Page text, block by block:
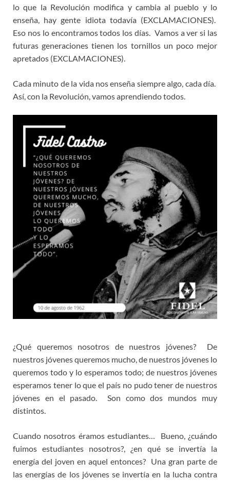
lo que la Revolución modifica y cambia al pueblo y lo
enseña, hay gente idiota todavía (EXCLAMACIONES).
Eso nos lo encontramos todos los días. Vamos a ver si las
futuras generaciones tienen los tornillos un poco mejor
apretados (EXCLAMACIONES).
Cada minuto de la vida nos enseña siempre algo, cada día.
Así, con la Revolución, vamos aprendiendo todos.
¿Qué queremos nosotros de nuestros jóvenes? De
nuestros jóvenes queremos mucho, de nuestros jóvenes lo
queremos todo y lo esperamos todo; de nuestros jóvenes
esperamos tener lo que el país no pudo tener de nuestros
jóvenes en el pasado. Son como dos mundos muy
distintos.
Cuando nosotros éramos estudiantes… Bueno, ¿cuándo
fuimos estudiantes nosotros?, ¿en qué se invertía la
energía del joven en aquel entonces? Una gran parte de
las energías de los jóvenes se invertía en la lucha contra